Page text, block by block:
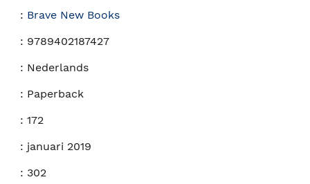
: Brave New Books
: 9789402187427
: Nederlands
: Paperback
: 172
: januari 2019
: 302